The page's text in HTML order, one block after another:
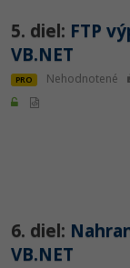
5. diel: FTP
VB.NET
PRO Nehodnotené
6. diel:
VB.NET